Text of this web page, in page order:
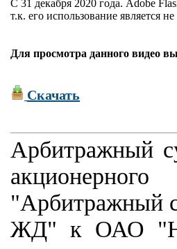
С 31 декабря 2020 года. Adobe
т.к. его использование является
Для просмотра данного видео
Скачать
Арбитражный
"Арбитражный
ЖД" к ОАО